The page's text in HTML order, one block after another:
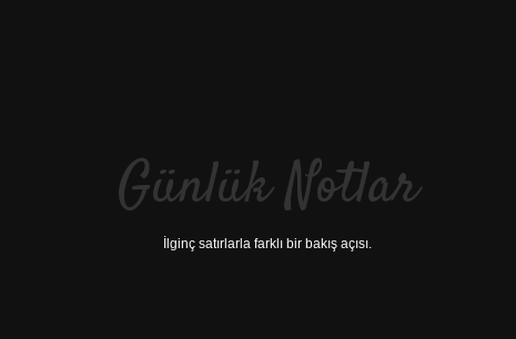
Günlük Notlar
İlginç satırlarla farklı bir bakış açısı.